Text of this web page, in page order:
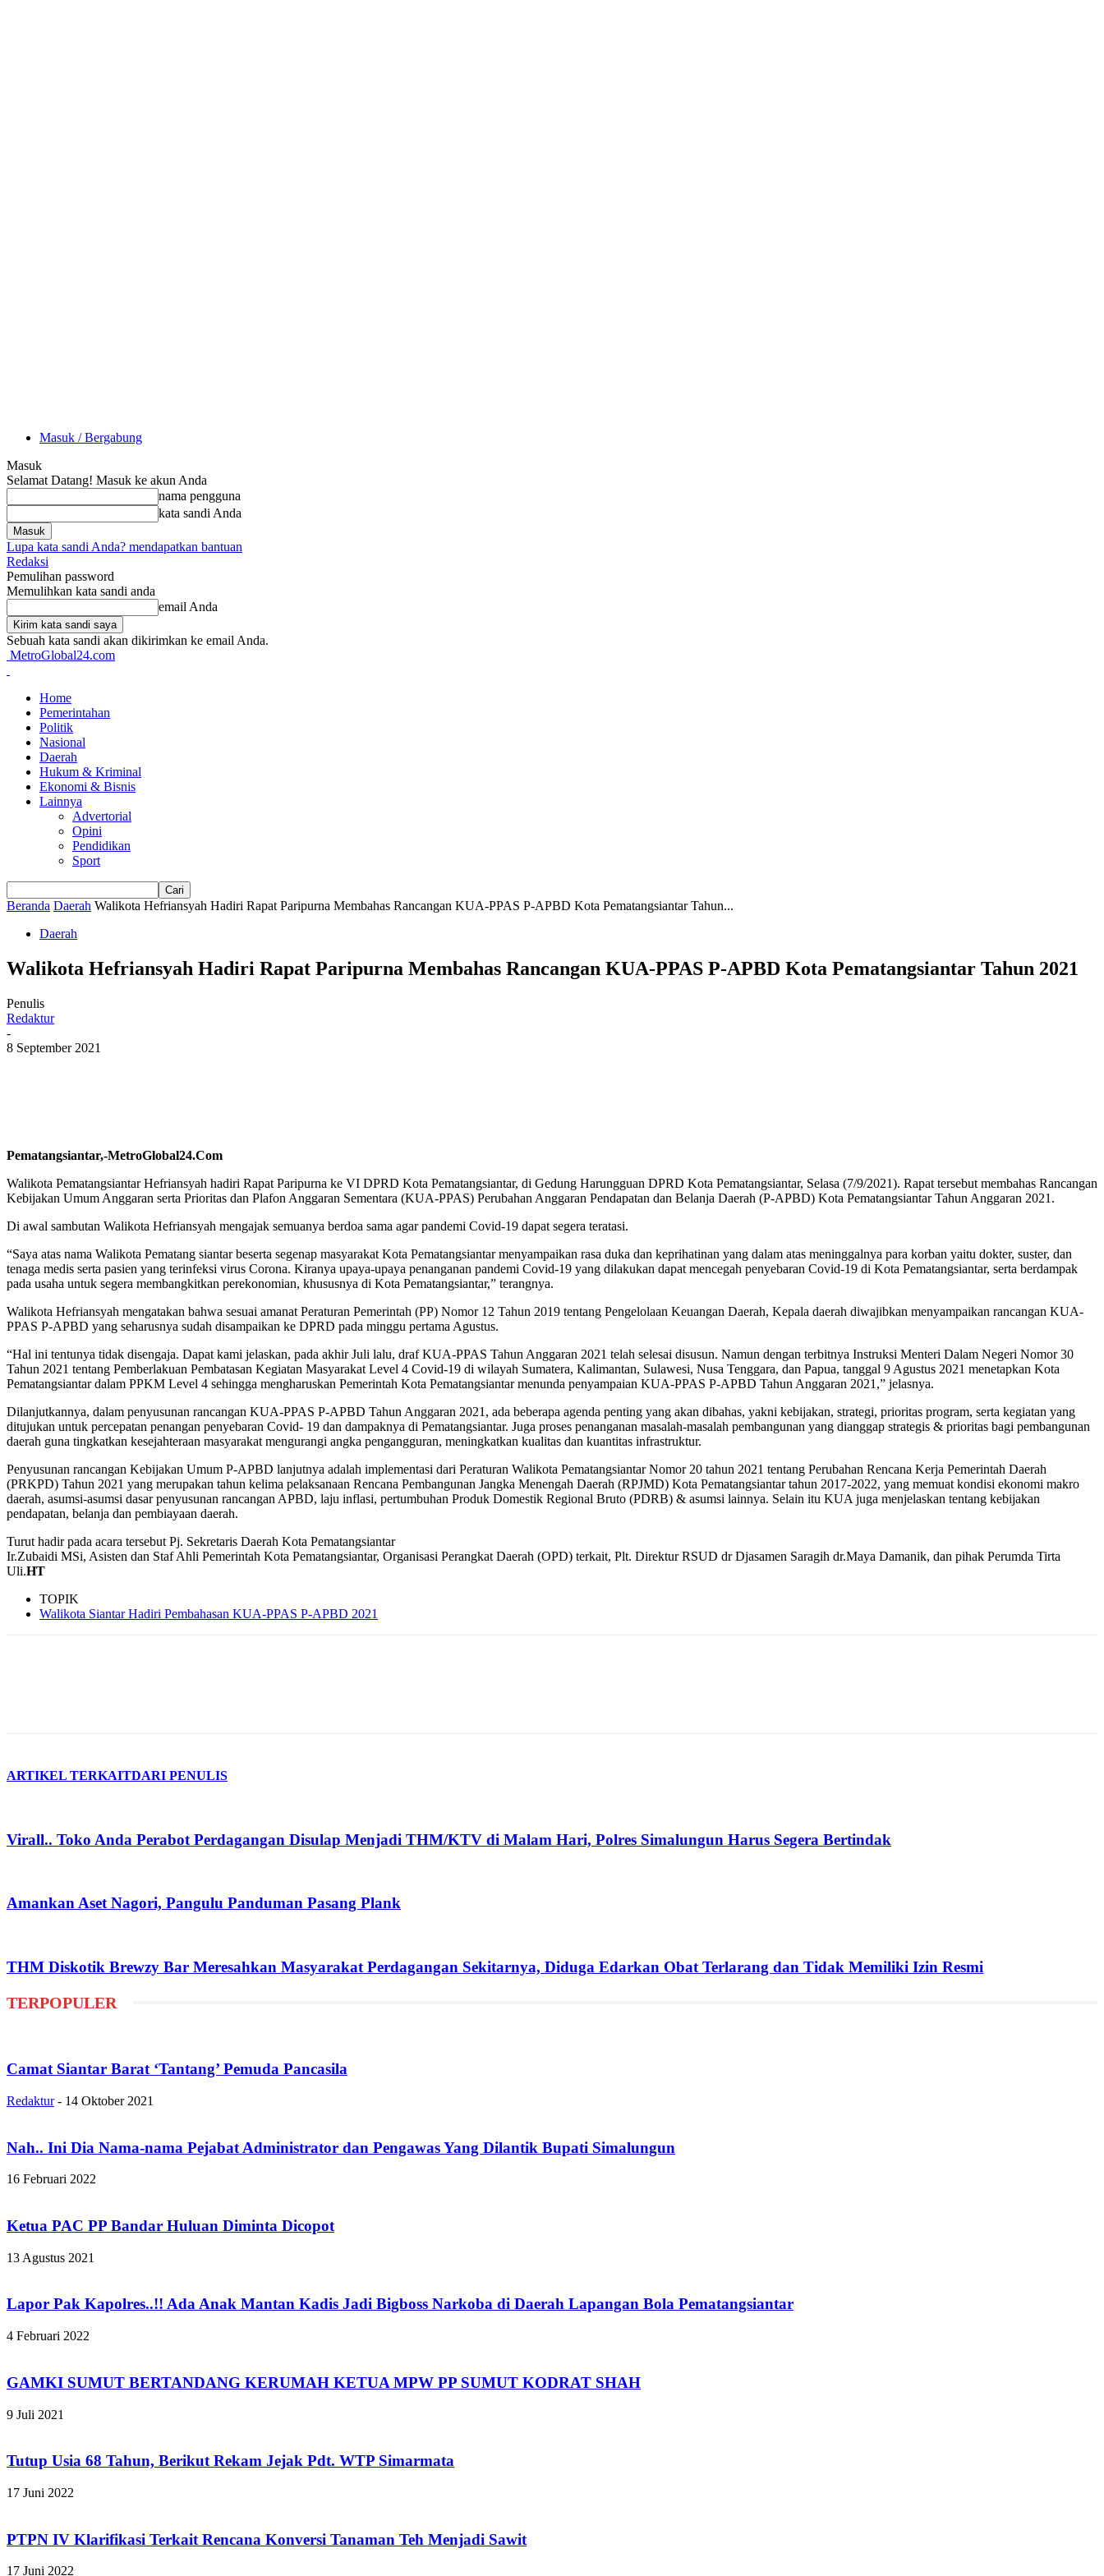
Masuk / Bergabung
Masuk
Selamat Datang! Masuk ke akun Anda
nama pengguna
kata sandi Anda
Lupa kata sandi Anda? mendapatkan bantuan
Redaksi
Pemulihan password
Memulihkan kata sandi anda
email Anda
Sebuah kata sandi akan dikirimkan ke email Anda.
MetroGlobal24.com
Home
Pemerintahan
Politik
Nasional
Daerah
Hukum & Kriminal
Ekonomi & Bisnis
Lainnya
Advertorial
Opini
Pendidikan
Sport
Beranda Daerah Walikota Hefriansyah Hadiri Rapat Paripurna Membahas Rancangan KUA-PPAS P-APBD Kota Pematangsiantar Tahun...
Daerah
Walikota Hefriansyah Hadiri Rapat Paripurna Membahas Rancangan KUA-PPAS P-APBD Kota Pematangsiantar Tahun 2021
Penulis
Redaktur
-
8 September 2021
Pematangsiantar,-MetroGlobal24.Com
Walikota Pematangsiantar Hefriansyah hadiri Rapat Paripurna ke VI DPRD Kota Pematangsiantar, di Gedung Harungguan DPRD Kota Pematangsiantar, Selasa (7/9/2021). Rapat tersebut membahas Rancangan
Kebijakan Umum Anggaran serta Prioritas dan Plafon Anggaran Sementara (KUA-PPAS) Perubahan Anggaran Pendapatan dan Belanja Daerah (P-APBD) Kota Pematangsiantar Tahun Anggaran 2021.
Di awal sambutan Walikota Hefriansyah mengajak semuanya berdoa sama agar pandemi Covid-19 dapat segera teratasi.
“Saya atas nama Walikota Pematang siantar beserta segenap masyarakat Kota Pematangsiantar menyampaikan rasa duka dan keprihatinan yang dalam atas meninggalnya para korban yaitu dokter, suster, dan
tenaga medis serta pasien yang terinfeksi virus Corona. Kiranya upaya-upaya penanganan pandemi Covid-19 yang dilakukan dapat mencegah penyebaran Covid-19 di Kota Pematangsiantar, serta berdampak
pada usaha untuk segera membangkitkan perekonomian, khususnya di Kota Pematangsiantar,” terangnya.
Walikota Hefriansyah mengatakan bahwa sesuai amanat Peraturan Pemerintah (PP) Nomor 12 Tahun 2019 tentang Pengelolaan Keuangan Daerah, Kepala daerah diwajibkan menyampaikan rancangan KUA-
PPAS P-APBD yang seharusnya sudah disampaikan ke DPRD pada minggu pertama Agustus.
“Hal ini tentunya tidak disengaja. Dapat kami jelaskan, pada akhir Juli lalu, draf KUA-PPAS Tahun Anggaran 2021 telah selesai disusun. Namun dengan terbitnya Instruksi Menteri Dalam Negeri Nomor 30
Tahun 2021 tentang Pemberlakuan Pembatasan Kegiatan Masyarakat Level 4 Covid-19 di wilayah Sumatera, Kalimantan, Sulawesi, Nusa Tenggara, dan Papua, tanggal 9 Agustus 2021 menetapkan Kota
Pematangsiantar dalam PPKM Level 4 sehingga mengharuskan Pemerintah Kota Pematangsiantar menunda penyampaian KUA-PPAS P-APBD Tahun Anggaran 2021,” jelasnya.
Dilanjutkannya, dalam penyusunan rancangan KUA-PPAS P-APBD Tahun Anggaran 2021, ada beberapa agenda penting yang akan dibahas, yakni kebijakan, strategi, prioritas program, serta kegiatan yang
ditujukan untuk percepatan penangan penyebaran Covid- 19 dan dampaknya di Pematangsiantar. Juga proses penanganan masalah-masalah pembangunan yang dianggap strategis & prioritas bagi pembangunan
daerah guna tingkatkan kesejahteraan masyarakat mengurangi angka pengangguran, meningkatkan kualitas dan kuantitas infrastruktur.
Penyusunan rancangan Kebijakan Umum P-APBD lanjutnya adalah implementasi dari Peraturan Walikota Pematangsiantar Nomor 20 tahun 2021 tentang Perubahan Rencana Kerja Pemerintah Daerah
(PRKPD) Tahun 2021 yang merupakan tahun kelima pelaksanaan Rencana Pembangunan Jangka Menengah Daerah (RPJMD) Kota Pematangsiantar tahun 2017-2022, yang memuat kondisi ekonomi makro
daerah, asumsi-asumsi dasar penyusunan rancangan APBD, laju inflasi, pertumbuhan Produk Domestik Regional Bruto (PDRB) & asumsi lainnya. Selain itu KUA juga menjelaskan tentang kebijakan
pendapatan, belanja dan pembiayaan daerah.
Turut hadir pada acara tersebut Pj. Sekretaris Daerah Kota Pematangsiantar
Ir.Zubaidi MSi, Asisten dan Staf Ahli Pemerintah Kota Pematangsiantar, Organisasi Perangkat Daerah (OPD) terkait, Plt. Direktur RSUD dr Djasamen Saragih dr.Maya Damanik, dan pihak Perumda Tirta
Uli.HT
TOPIK
Walikota Siantar Hadiri Pembahasan KUA-PPAS P-APBD 2021
ARTIKEL TERKAITDARI PENULIS
Virall.. Toko Anda Perabot Perdagangan Disulap Menjadi THM/KTV di Malam Hari, Polres Simalungun Harus Segera Bertindak
Amankan Aset Nagori, Pangulu Panduman Pasang Plank
THM Diskotik Brewzy Bar Meresahkan Masyarakat Perdagangan Sekitarnya, Diduga Edarkan Obat Terlarang dan Tidak Memiliki Izin Resmi
TERPOPULER
Camat Siantar Barat ‘Tantang’ Pemuda Pancasila
Redaktur - 14 Oktober 2021
Nah.. Ini Dia Nama-nama Pejabat Administrator dan Pengawas Yang Dilantik Bupati Simalungun
16 Februari 2022
Ketua PAC PP Bandar Huluan Diminta Dicopot
13 Agustus 2021
Lapor Pak Kapolres..!! Ada Anak Mantan Kadis Jadi Bigboss Narkoba di Daerah Lapangan Bola Pematangsiantar
4 Februari 2022
GAMKI SUMUT BERTANDANG KERUMAH KETUA MPW PP SUMUT KODRAT SHAH
9 Juli 2021
Tutup Usia 68 Tahun, Berikut Rekam Jejak Pdt. WTP Simarmata
17 Juni 2022
PTPN IV Klarifikasi Terkait Rencana Konversi Tanaman Teh Menjadi Sawit
17 Juni 2022